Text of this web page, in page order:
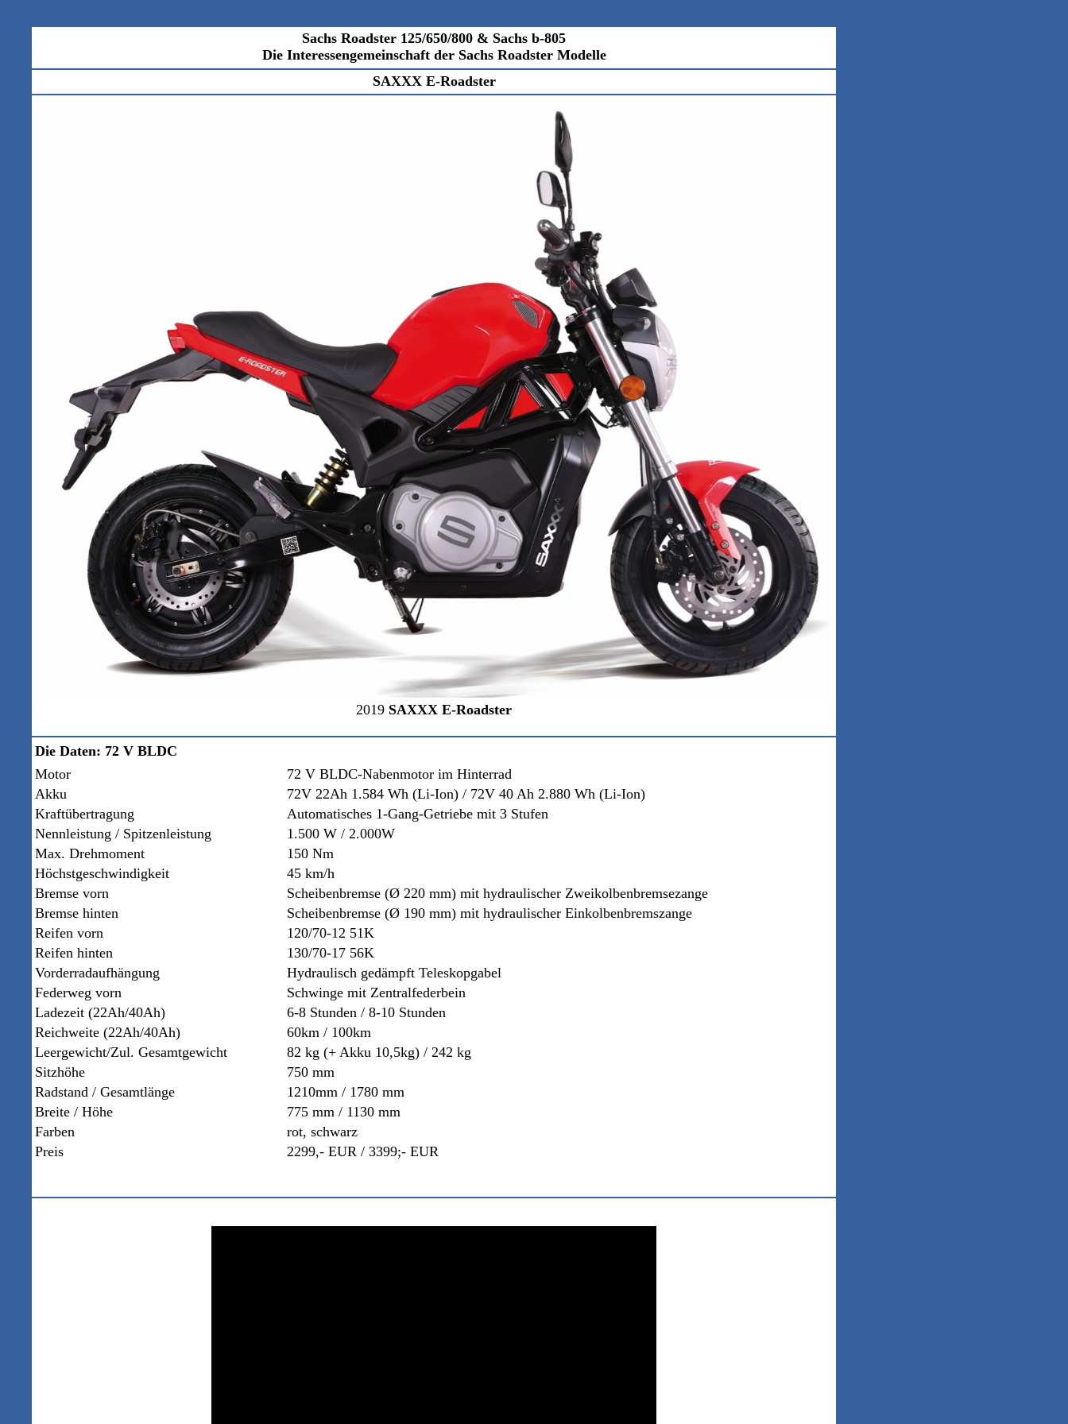
Sachs Roadster 125/650/800 & Sachs b-805
Die Interessengemeinschaft der Sachs Roadster Modelle
SAXXX E-Roadster
2019 SAXXX E-Roadster
Die Daten: 72 V BLDC
Motor
72 V BLDC-Nabenmotor im Hinterrad
Akku
72V 22Ah 1.584 Wh (Li-Ion) / 72V 40 Ah 2.880 Wh (Li-Ion)
Kraftübertragung
Automatisches 1-Gang-Getriebe mit 3 Stufen
Nennleistung / Spitzenleistung
1.500 W / 2.000W
Max. Drehmoment
150 Nm
Höchstgeschwindigkeit
45 km/h
Bremse vorn
Scheibenbremse (Ø 220 mm) mit hydraulischer Zweikolbenbremsezange
Bremse hinten
Scheibenbremse (Ø 190 mm) mit hydraulischer Einkolbenbremszange
Reifen vorn
120/70-12 51K
Reifen hinten
130/70-17 56K
Vorderradaufhängung
Hydraulisch gedämpft Teleskopgabel
Federweg vorn
Schwinge mit Zentralfederbein
Ladezeit (22Ah/40Ah)
6-8 Stunden / 8-10 Stunden
Reichweite (22Ah/40Ah)
60km / 100km
Leergewicht/Zul. Gesamtgewicht
82 kg (+ Akku 10,5kg) / 242 kg
Sitzhöhe
750 mm
Radstand / Gesamtlänge
1210mm / 1780 mm
Breite / Höhe
775 mm / 1130 mm
Farben
rot, schwarz
Preis
2299,- EUR / 3399;- EUR